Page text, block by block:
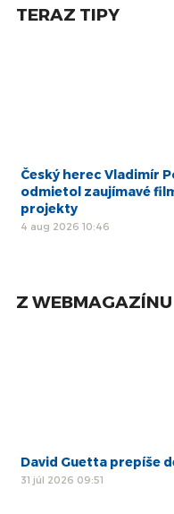
TERAZ TIPY
Český herec Vladimír
odmietol zaujímavé
projekty
4 aug 2026 10:46
Z WEBMAGAZÍNU
David Guetta prepíše
31 júl 2026 09:51